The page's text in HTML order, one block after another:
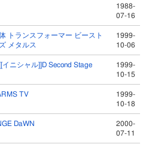
1988-
07-16
トランスフォーマー ビースト
メタルス
1999-
10-06
イニシャル]]D Second Stage
1999-
10-15
TV
1999-
10-18
DaWN
2000-
07-11